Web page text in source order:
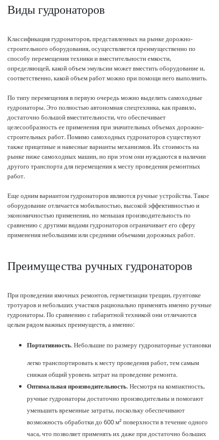
Виды гудронаторов
Классификация гудронаторов, представленных на рынке дорожно-
строительного оборудования, осуществляется преимущественно по
способу перемещения техники и вместительности емкости,
определяющей, какой объем эмульсии может вместить оборудование и,
соответственно, какой объем работ можно при помощи него выполнить.
По типу перемещения в первую очередь можно выделить самоходные
гудронаторы. Это полностью автономная спецтехника, как правило,
достаточно большой вместительности, что обеспечивает
целесообразность ее применения при значительных объемах дорожно-
строительных работ. Помимо самоходных гудронаторов существуют
также прицепные и навесные варианты механизмов. Их стоимость на
рынке ниже самоходных машин, но при этом они нуждаются в наличии
другого транспорта для перемещения к месту проведения ремонтных
работ.
Еще одним вариантом гудронаторов являются ручные устройства. Такое
оборудование отличается мобильностью, высокой эффективностью и
экономичностью применения, но меньшая производительность по
сравнению с другими видами гудронаторов ограничивает его сферу
применения небольшими или средними объемами дорожных работ.
Преимущества ручных гудронаторов
При проведении ямочных ремонтов, герметизации трещин, грунтовке
тротуаров и небольших участков рационально применять именно ручные
гудронаторы. По сравнению с габаритной техникой они отличаются
целым рядом важных преимуществ, а именно:
Портативность. Небольшие по размеру гудронаторные установки
легко транспортировать к месту проведения работ, тем самым
снижая общий уровень затрат на проведение ремонта.
Оптимальная производительность. Несмотря на компактность,
ручные гудронаторы достаточно производительны и помогают
уменьшить временные затраты, поскольку обеспечивают
возможность обработки до 600 м² поверхности в течение одного
часа, что позволяет применять их даже при достаточно больших